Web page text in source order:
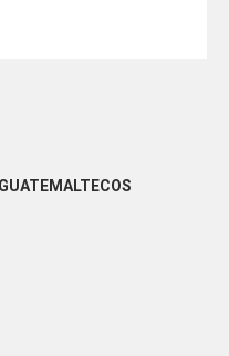
GUATEMALTECOS